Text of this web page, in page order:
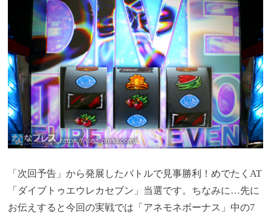
「次回予告」から発展したバトルで見事勝利！めでたくAT
「ダイブトゥエウレカセブン」当選です。ちなみに…先に
お伝えすると今回の実戦では「アネモネボーナス」中の7